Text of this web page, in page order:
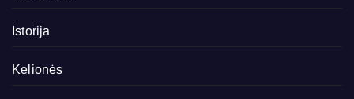
Istorija
Kelionės